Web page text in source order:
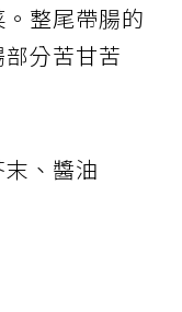
整尾帶腸的
分苦甘苦
、醬油